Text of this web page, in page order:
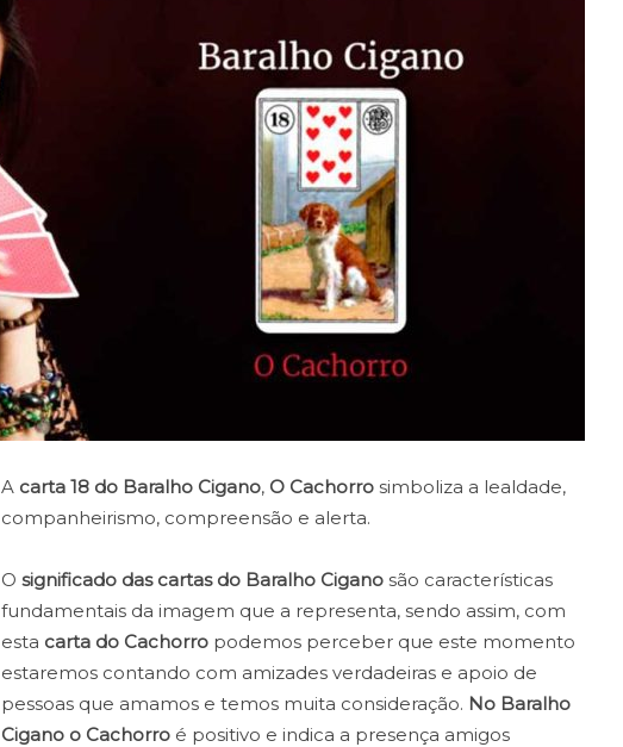
A carta 18 do Baralho Cigano, O Cachorro simboliza a lealdade,
companheirismo, compreensão e alerta.
O significado das cartas do Baralho Cigano são características
fundamentais da imagem que a representa, sendo assim, com
esta carta do Cachorro podemos perceber que este momento
estaremos contando com amizades verdadeiras e apoio de
pessoas que amamos e temos muita consideração. No Baralho
Cigano o Cachorro é positivo e indica a presença amigos